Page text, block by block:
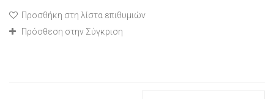
Προσθήκη στη λίστα επιθυμιών
Πρόσθεση στην Σύγκριση